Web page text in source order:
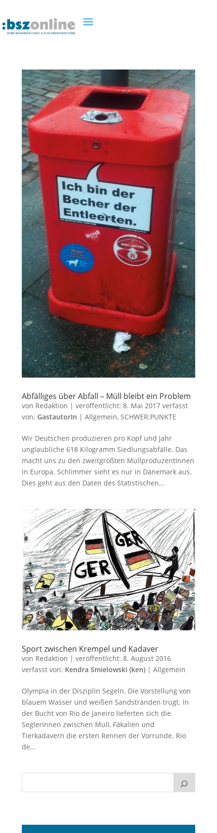
Abfälliges über Abfall – Müll bleibt ein Problem
von Redaktion | veröffentlicht: 8. Mai 2017verfasst
von: GastautorIn | Allgemein, SCHWER:PUNKTE
Wir Deutschen produzieren pro Kopf und Jahr
unglaubliche 618 Kilogramm Siedlungsabfälle. Das
macht uns zu den zweitgrößten MüllproduzentInnen
in Europa. Schlimmer sieht es nur in Dänemark aus.
Dies geht aus den Daten des Statistischen...
Sport zwischen Krempel und Kadaver
von Redaktion | veröffentlicht: 8. August 2016
verfasst von: Kendra Smielowski (ken)| Allgemein
Olympia in der Disziplin Segeln. Die Vorstellung von
blauem Wasser und weißen Sandstränden trügt. In
der Bucht von Rio de Janeiro lieferten sich die
SeglerInnen zwischen Müll, Fäkalien und
Tierkadavern die ersten Rennen der Vorrunde. Rio
de...